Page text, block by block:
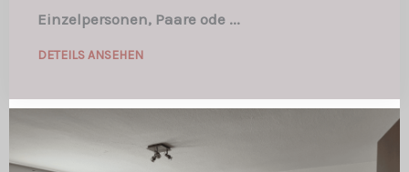
Einzelpersonen, Paare ode ...
DETEILS ANSEHEN